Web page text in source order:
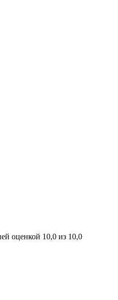
оценкой 10,0 из 10,0